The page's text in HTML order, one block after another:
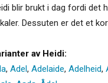
blir brukt i dag fordi det
Dessuten er det et
av Heidi:
, Adel, Adelaide, Adelheid,